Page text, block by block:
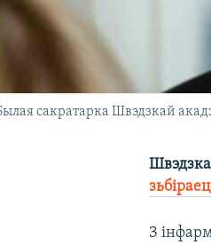
сакратарка Швэдзкай
З